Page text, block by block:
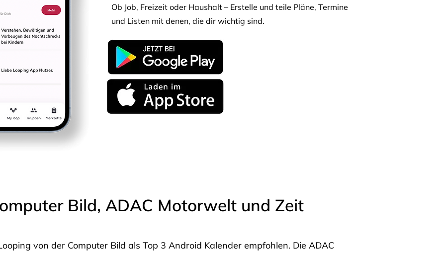
Ob Job, Freizeit oder Haushalt – Erstelle und teile Pläne, Termine
und Listen mit denen, die dir wichtig sind.
Bild, ADAC Motorwelt und Zeit
von der Computer Bild als Top 3 Android Kalender empfohlen. Die ADAC